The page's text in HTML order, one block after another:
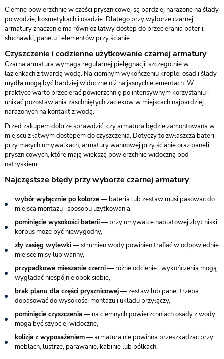
Ciemne powierzchnie w części prysznicowej są bardziej narażone na ślady
po wodzie, kosmetykach i osadzie. Dlatego przy wyborze czarnej
armatury znaczenie ma również łatwy dostęp do przecierania baterii,
słuchawki, panelu i elementów przy ścianie.
Czyszczenie i codzienne użytkowanie czarnej armatury
Czarna armatura wymaga regularnej pielęgnacji, szczególnie w
łazienkach z twardą wodą. Na ciemnym wykończeniu krople, osad i ślady
mydła mogą być bardziej widoczne niż na jasnych elementach. W
praktyce warto przecierać powierzchnię po intensywnym korzystaniu i
unikać pozostawiania zaschniętych zacieków w miejscach najbardziej
narażonych na kontakt z wodą.
Przed zakupem dobrze sprawdzić, czy armatura będzie zamontowana w
miejscu z łatwym dostępem do czyszczenia. Dotyczy to zwłaszcza baterii
przy małych umywalkach, armatury wannowej przy ścianie oraz paneli
prysznicowych, które mają większą powierzchnię widoczną pod
natryskiem.
Najczęstsze błędy przy wyborze czarnej armatury
wybór wyłącznie po kolorze— bateria lub zestaw musi pasować do
miejsca montażu i sposobu użytkowania,
pominięcie wysokości baterii— przy umywalce nablatowej zbyt niski
korpus może być niewygodny,
zły zasięg wylewki— strumień wody powinien trafiać w odpowiednie
miejsce misy lub wanny,
przypadkowe mieszanie czerni— różne odcienie i wykończenia mogą
wyglądać niespójnie obok siebie,
brak planu dla części prysznicowej— zestaw lub panel trzeba
dopasować do wysokości montażu i układu przyłączy,
pominięcie czyszczenia— na ciemnych powierzchniach osady z wody
mogą być szybciej widoczne,
kolizja z wyposażeniem— armatura nie powinna przeszkadzać przy
meblach, lustrze, parawanie, kabinie lub półkach.